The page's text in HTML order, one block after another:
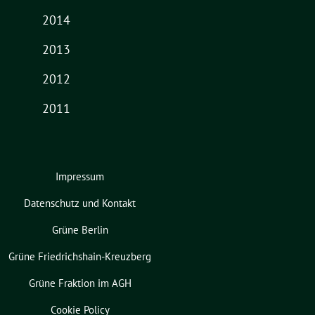
2014
2013
2012
2011
Impressum
Datenschutz und Kontakt
Grüne Berlin
Grüne Friedrichshain-Kreuzberg
Grüne Fraktion im AGH
Cookie Policy